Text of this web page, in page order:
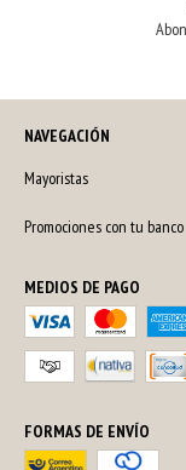
NAVEGACIÓN
Mayoristas
Promociones con tu banco
MEDIOS DE PAGO
FORMAS DE ENVÍO